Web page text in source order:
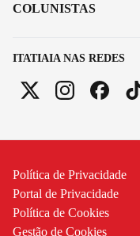
ITATIAIA NAS REDES
COLUNISTAS
Política de Privacidade
Portal de Privacidade
Política de Cookies
Gestão de Cookies